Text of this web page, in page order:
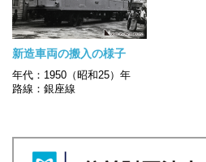
新造車両の搬入の様子
年代：1950（昭和25）年
路線：銀座線